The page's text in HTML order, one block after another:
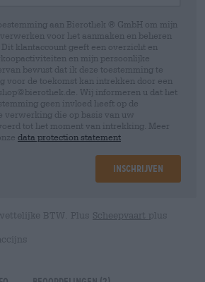
aan Bierothek ® GmbH om mijn
voor het aanmaken en beheren
klantaccount geeft een overzicht en
en mijn persoonlijke
bewust dat ik deze toestemming te
voor de toekomst kan intrekken door een
Wij informeren u dat het
geen invloed heeft op de
verwerking die op basis van uw
tot het moment van intrekking. Meer
data protection statement
Inschrijven
BTW. Plus Scheepvaart plus